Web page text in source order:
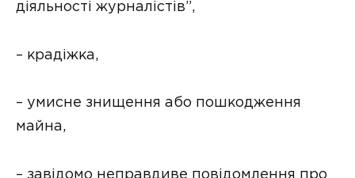
діяльності журналістів”,
– крадіжка,
– умисне знищення або пошкодження
майна,
– завідомо неправдиве повідомлення про